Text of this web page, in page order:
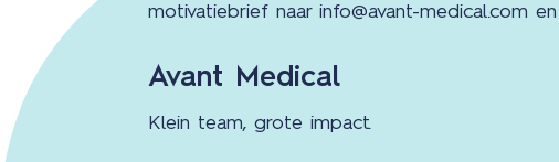
motivatiebrief naar info@avant-medical.com
Avant Medical
Klein team, grote impact.